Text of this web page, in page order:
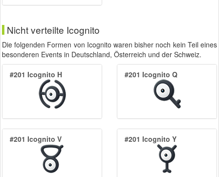
Nicht verteilte Icognito
Die folgenden Formen von Icognito waren bisher noch kein Teil eines
besonderen Events in Deutschland, Österreich und der Schweiz.
#201 Icognito H #201 Icognito Q
#201 Icognito V #201 Icognito Y